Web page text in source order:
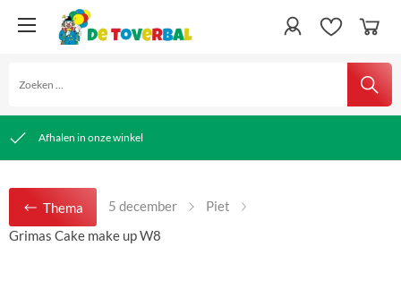
snelle verzending
Gratis verzending vanaf € 50,00
Afhalen in onze winkel
Thema 5 december
Piet
Grimas Cake make up W8